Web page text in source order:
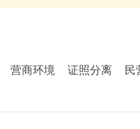
营商环境 证照分离 民